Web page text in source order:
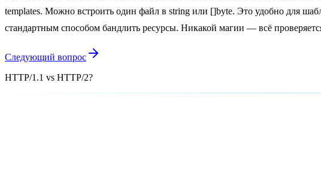
templates. Можно встроить один файл в string или []byte. Это удобно для
стандартным способом бандлить ресурсы. Никакой магии — всё
Следующий вопрос
HTTP/1.1 vs HTTP/2?